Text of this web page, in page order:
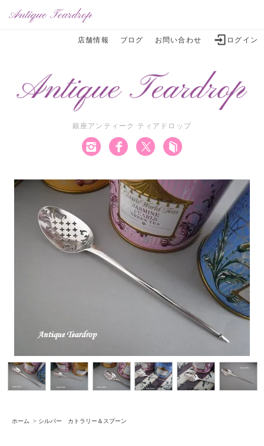
店舗情報 ブログ お問い合わせ ログイン
銀座アンティーク ティアドロップ
ホーム > シルバー カトラリー＆スプーン